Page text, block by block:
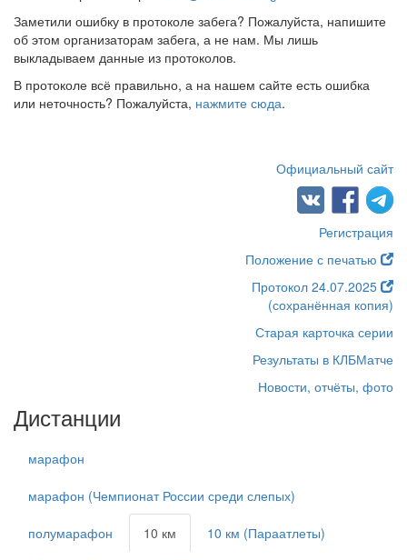
Заметили ошибку в протоколе забега? Пожалуйста, напишите
об этом организаторам забега, а не нам. Мы лишь
выкладываем данные из протоколов.
В протоколе всё правильно, а на нашем сайте есть ошибка
или неточность? Пожалуйста, нажмите сюда.
Официальный сайт
Регистрация
Положение с печатью
Протокол 24.07.2025
(сохранённая копия)
Старая карточка серии
Результаты в КЛБМатче
Новости, отчёты, фото
Дистанции
марафон
марафон (Чемпионат России среди слепых)
полумарафон 10 км 10 км (Параатлеты)